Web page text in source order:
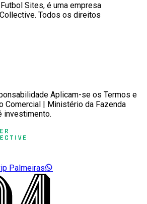
Sites, é uma empresa
Todos os direitos
Aplicam-se os Termos e
Comercial | Ministério da Fazenda
investimento.
Palmeiras